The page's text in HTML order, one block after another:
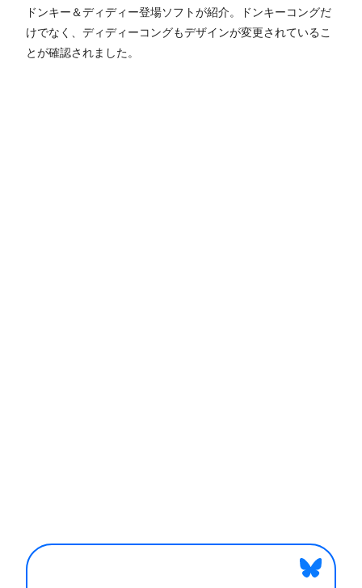
ドンキー＆ディディー登場ソフトが紹介。ドンキーコングだ
けでなく、ディディーコングもデザインが変更されているこ
とが確認されました。